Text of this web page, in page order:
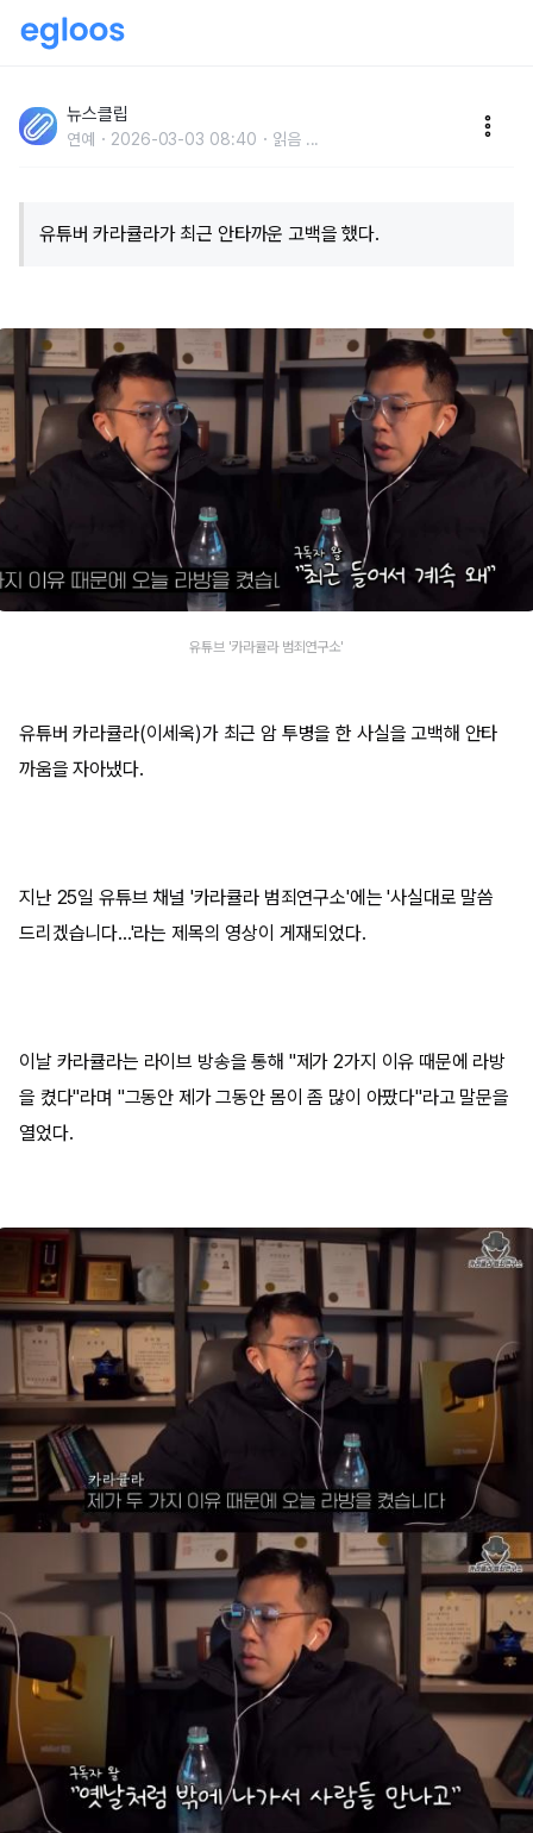
라, 최근 힘겹게 털어놓은 충격적인 근황
뉴스클립
연예 2026-03-03 08:40 읽음 ...
유튜버 카라큘라가 최근 안타까운 고백을 했다.
유튜브 '카라큘라 범죄연구소'
유튜버 카라큘라(이세욱)가 최근 암 투병을 한 사실을 고백해 안타
까움을 자아냈다.
지난 25일 유튜브 채널 '카라큘라 범죄연구소'에는 '사실대로 말씀
드리겠습니다...'라는 제목의 영상이 게재되었다.
이날 카라큘라는 라이브 방송을 통해 "제가 2가지 이유 때문에 라방
을 켰다"라며 "그동안 제가 그동안 몸이 좀 많이 아팠다"라고 말문을
열었다.